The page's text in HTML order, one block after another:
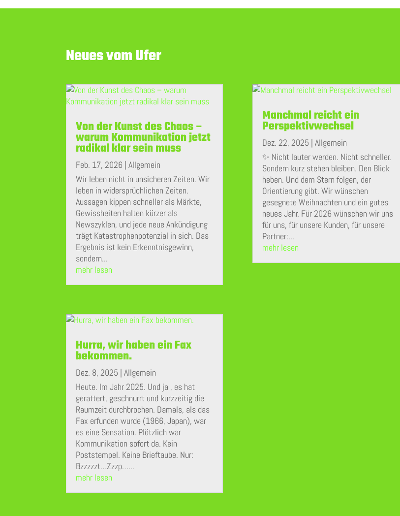
Neues vom Ufer
Von der Kunst des Chaos –
warum Kommunikation jetzt
radikal klar sein muss
Feb. 17, 2026 |Allgemein
Wir leben nicht in unsicheren Zeiten. Wir
leben in widersprüchlichen Zeiten.
Aussagen kippen schneller als Märkte,
Gewissheiten halten kürzer als
Newszyklen, und jede neue Ankündigung
trägt Katastrophenpotenzial in sich. Das
Ergebnis ist kein Erkenntnisgewinn,
sondern...
mehr lesen
Hurra, wir haben ein Fax
bekommen.
Dez. 8, 2025 |Allgemein
Heute. Im Jahr 2025. Und ja , es hat
gerattert, geschnurrt und kurzzeitig die
Raumzeit durchbrochen. Damals, als das
Fax erfunden wurde (1966, Japan), war
es eine Sensation. Plötzlich war
Kommunikation sofort da. Kein
Poststempel. Keine Brieftaube. Nur:
Bzzzzzt…Zzzp…...
mehr lesen
Manchmal reicht ein
Perspektivwechsel
Dez. 22, 2025 | Allgemein
✨ Nicht lauter werden. Nicht schneller.
Sondern kurz stehen bleiben. Den Blick
heben. Und dem Stern folgen, der
Orientierung gibt. Wir wünschen
gesegnete Weihnachten und ein gutes
neues Jahr. Für 2026 wünschen wir uns
für uns, für unsere Kunden, für unsere
Partner:...
mehr lesen